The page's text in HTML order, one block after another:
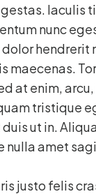
Iaculis
nunc
hendrerit
maecenas.
at enim,
tristique
duis ut in.
nulla amet
justo felis